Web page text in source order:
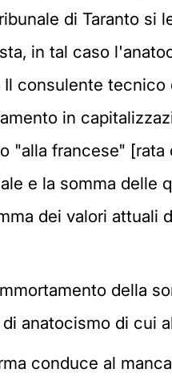
di Taranto si
in tal caso
consulente
in
"alla francese"
e la somma delle
dei valori
della
anatocismo di cui
conduce al